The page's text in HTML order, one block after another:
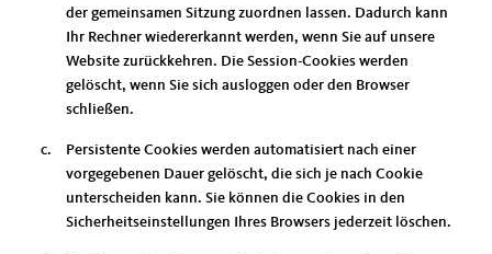
der gemeinsamen Sitzung zuordnen lassen. Dadurch kann
Ihr Rechner wiedererkannt werden, wenn Sie auf unsere
Website zurückkehren. Die Session-Cookies werden
gelöscht, wenn Sie sich ausloggen oder den Browser
schließen.
Persistente Cookies werden automatisiert nach einer
vorgegebenen Dauer gelöscht, die sich je nach Cookie
unterscheiden kann. Sie können die Cookies in den
Sicherheitseinstellungen Ihres Browsers jederzeit löschen.